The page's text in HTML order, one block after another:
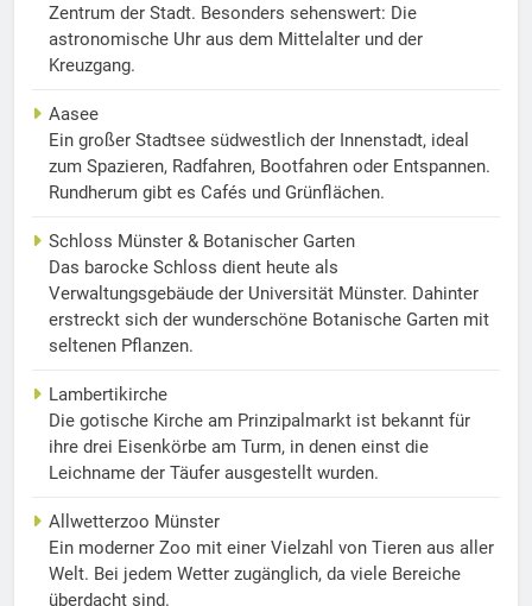
Zentrum der Stadt. Besonders sehenswert: Die
astronomische Uhr aus dem Mittelalter und der
Kreuzgang.
Aasee
Ein großer Stadtsee südwestlich der Innenstadt, ideal
zum Spazieren, Radfahren, Bootfahren oder Entspannen.
Rundherum gibt es Cafés und Grünflächen.
Schloss Münster & Botanischer Garten
Das barocke Schloss dient heute als
Verwaltungsgebäude der Universität Münster. Dahinter
erstreckt sich der wunderschöne Botanische Garten mit
seltenen Pflanzen.
Lambertikirche
Die gotische Kirche am Prinzipalmarkt ist bekannt für
ihre drei Eisenkörbe am Turm, in denen einst die
Leichname der Täufer ausgestellt wurden.
Allwetterzoo Münster
Ein moderner Zoo mit einer Vielzahl von Tieren aus aller
Welt. Bei jedem Wetter zugänglich, da viele Bereiche
überdacht sind.